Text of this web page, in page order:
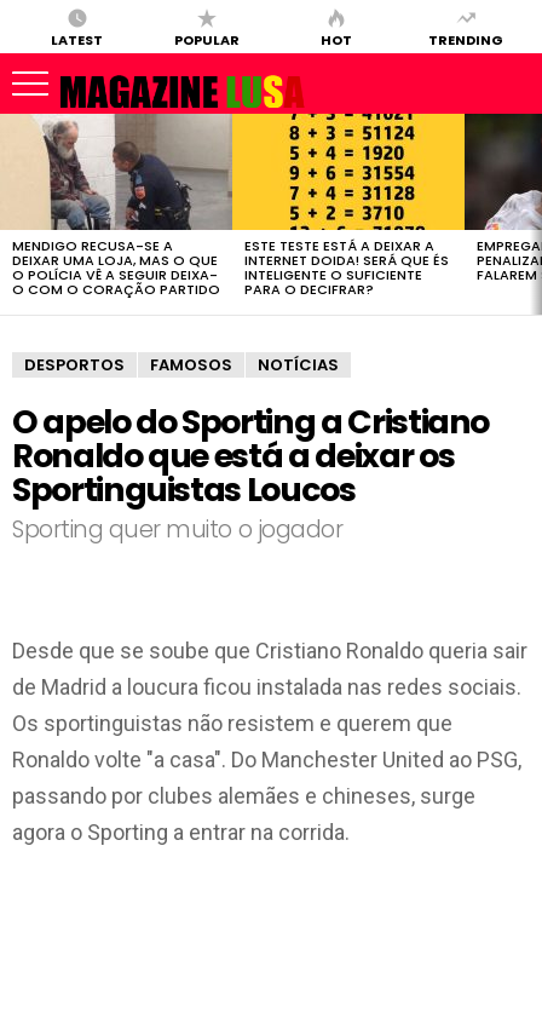
LATEST POPULAR HOT TRENDING
LATEST
STORIES
MENDIGO RECUSA-SE A
DEIXAR UMA LOJA, MAS O QUE
O POLÍCIA VÊ A SEGUIR DEIXA-
O COM O CORAÇÃO PARTIDO
ESTE TESTE ESTÁ A DEIXAR A
INTERNET DOIDA! SERÁ QUE ÉS
INTELIGENTE O SUFICIENTE
PARA O DECIFRAR?
FALAREM
DESPORTOS FAMOSOS NOTÍCIAS
O apelo do Sporting a Cristiano
Ronaldo que está a deixar os
Sportinguistas Loucos
Sporting quer muito o jogador
Desde que se soube que Cristiano Ronaldo queria sair
de Madrid a loucura ficou instalada nas redes sociais.
Os sportinguistas não resistem e querem que
Ronaldo volte "a casa". Do Manchester United ao PSG,
passando por clubes alemães e chineses, surge
agora o Sporting a entrar na corrida.